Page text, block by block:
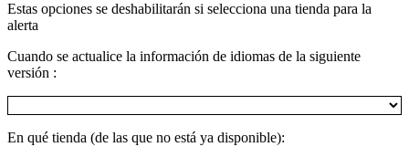
Estas opciones se deshabilitarán si selecciona una tienda para la
alerta
Cuando se actualice la información de idiomas de la siguiente
versión :
En qué tienda (de las que no está ya disponible):